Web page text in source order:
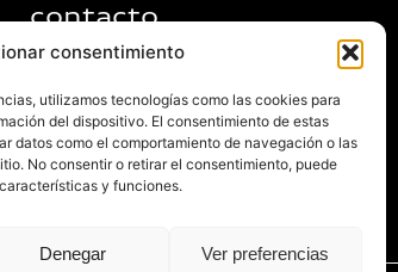
consentimiento
utilizamos tecnologías como las cookies para
del dispositivo. El consentimiento de estas
datos como el comportamiento de navegación o las
No consentir o retirar el consentimiento, puede
y funciones.
Denegar Ver preferencias
contacto
Calle Langa del Castillo, 10, 50013,
Zaragoza
info@audizaragoza.com
876 25 44 00